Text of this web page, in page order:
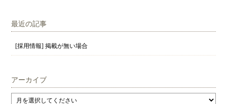
最近の記事
[採用情報] 掲載が無い場合
アーカイブ